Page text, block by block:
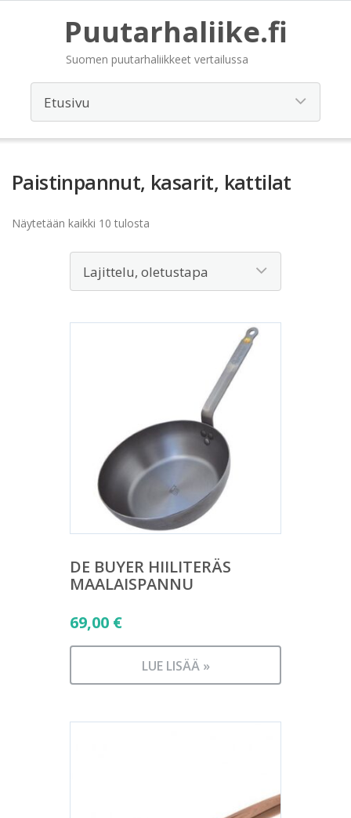
Puutarhaliike.fi
Suomen puutarhaliikkeet vertailussa
Paistinpannut, kasarit, kattilat
Näytetään kaikki 10 tulosta
DE BUYER HIILITERÄS
MAALAISPANNU
69,00 €
LUE LISÄÄ »